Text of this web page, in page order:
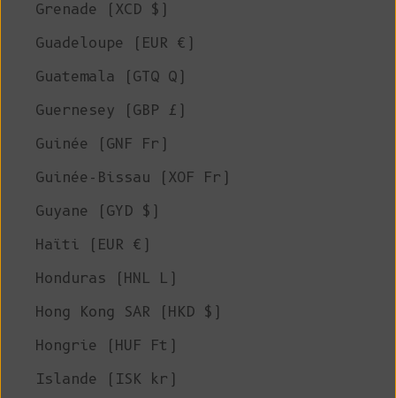
Grenade (XCD $)
Guadeloupe (EUR €)
Guatemala (GTQ Q)
Guernesey (GBP £)
Guinée (GNF Fr)
Guinée-Bissau (XOF Fr)
Guyane (GYD $)
Haïti (EUR €)
Honduras (HNL L)
Hong Kong SAR (HKD $)
Hongrie (HUF Ft)
Islande (ISK kr)